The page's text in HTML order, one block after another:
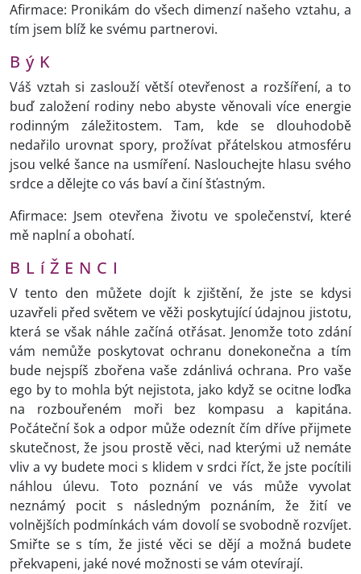
Afirmace: Pronikám do všech dimenzí našeho vztahu, a
tím jsem blíž ke svému partnerovi.
B ý K
Váš vztah si zaslouží větší otevřenost a rozšíření, a to
buď založení rodiny nebo abyste věnovali více energie
rodinným záležitostem. Tam, kde se dlouhodobě
nedařilo urovnat spory, prožívat přátelskou atmosféru
jsou velké šance na usmíření. Naslouchejte hlasu svého
srdce a dělejte co vás baví a činí šťastným.
Afirmace: Jsem otevřena životu ve společenství, které
mě naplní a obohatí.
B L í Ž E N C I
V tento den můžete dojít k zjištění, že jste se kdysi
uzavřeli před světem ve věži poskytující údajnou jistotu,
která se však náhle začíná otřásat. Jenomže toto zdání
vám nemůže poskytovat ochranu donekonečna a tím
bude nejspíš zbořena vaše zdánlivá ochrana. Pro vaše
ego by to mohla být nejistota, jako když se ocitne loďka
na rozbouřeném moři bez kompasu a kapitána.
Počáteční šok a odpor může odeznít čím dříve přijmete
skutečnost, že jsou prostě věci, nad kterými už nemáte
vliv a vy budete moci s klidem v srdci říct, že jste pocítili
náhlou úlevu. Toto poznání ve vás může vyvolat
neznámý pocit s následným poznáním, že žití ve
volnějších podmínkách vám dovolí se svobodně rozvíjet.
Smiřte se s tím, že jisté věci se dějí a možná budete
překvapeni, jaké nové možnosti se vám otevírají.